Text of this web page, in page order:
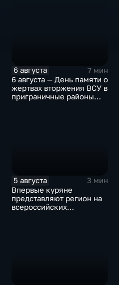
6 августа
7 мин
6 августа — День памяти о
жертвах вторжения ВСУ в
приграничные районы
5 августа
3 мин
Впервые куряне
представляют регион на
всероссийских